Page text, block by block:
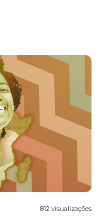
812 visualizações